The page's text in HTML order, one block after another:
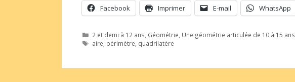
Facebook Imprimer E-mail WhatsApp
Catégories
2 et demi à 12 ans, Géométrie, Une géométrie articulée de 10 à 15 ans
Étiquettes
aire, périmètre, quadrilatère